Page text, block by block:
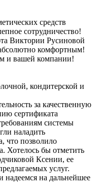
средств
сотрудничество!
Виктории Русиновой
комфортным!
и вашей компании!
кондитерской и
за качественную
сертификата
системы
наладить
что позволило
Хотелось бы отметить
Ксении, ее
услуг.
на дальнейшее